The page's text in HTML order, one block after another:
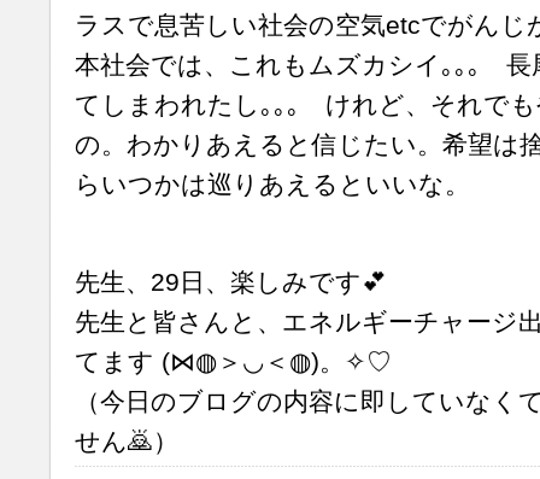
ラスで息苦しい社会の空気etcでがんじ
本社会では、これもムズカシイ｡｡｡ 長
てしまわれたし｡｡｡ けれど、それで
の。わかりあえると信じたい。希望は
らいつかは巡りあえるといいな。
先生、29日、楽しみです💕
先生と皆さんと、エネルギーチャージ
てます (⋈◍＞◡＜◍)。✧♡
（今日のブログの内容に即していなく
せん🙇）